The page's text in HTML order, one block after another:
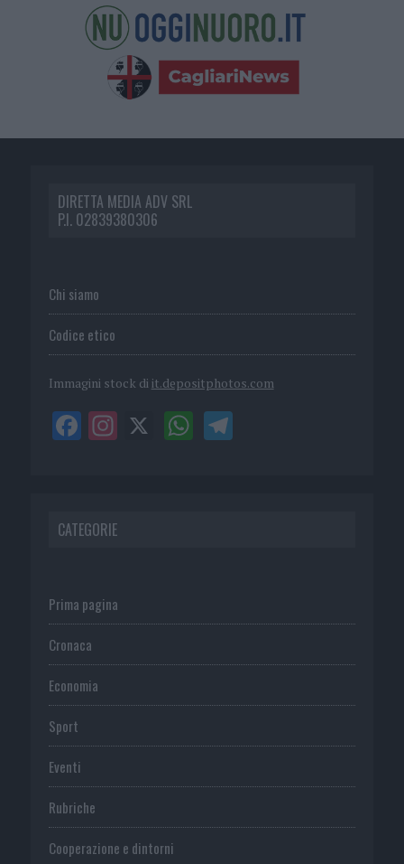
DIRETTA MEDIA ADV SRL
P.I. 02839380306
Chi siamo
Codice etico
Immagini stock di it.depositphotos.com
CATEGORIE
Prima pagina
Cronaca
Economia
Sport
Eventi
Rubriche
Cooperazione e dintorni